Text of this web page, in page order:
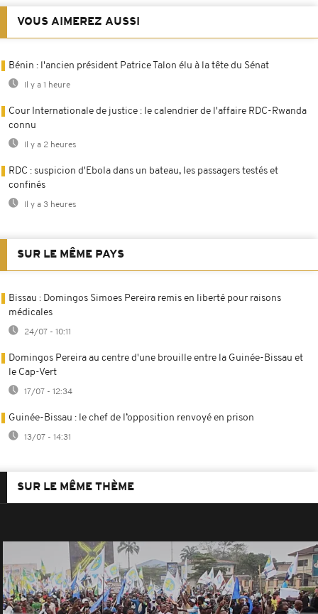
VOUS AIMEREZ AUSSI
Bénin : l'ancien président Patrice Talon élu à la tête du Sénat
Il y a 1 heure
Cour Internationale de justice : le calendrier de l'affaire RDC-Rwanda
connu
Il y a 2 heures
RDC : suspicion d'Ebola dans un bateau, les passagers testés et
confinés
Il y a 3 heures
SUR LE MÊME PAYS
Bissau : Domingos Simoes Pereira remis en liberté pour raisons
médicales
24/07 - 10:11
Domingos Pereira au centre d'une brouille entre la Guinée-Bissau et
le Cap-Vert
17/07 - 12:34
Guinée-Bissau : le chef de l’opposition renvoyé en prison
13/07 - 14:31
SUR LE MÊME THÈME